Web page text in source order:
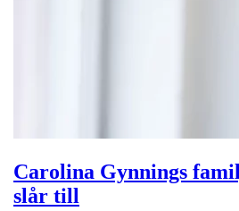
Carolina Gynnings
slår till